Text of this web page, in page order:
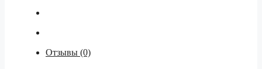
Отзывы (0)